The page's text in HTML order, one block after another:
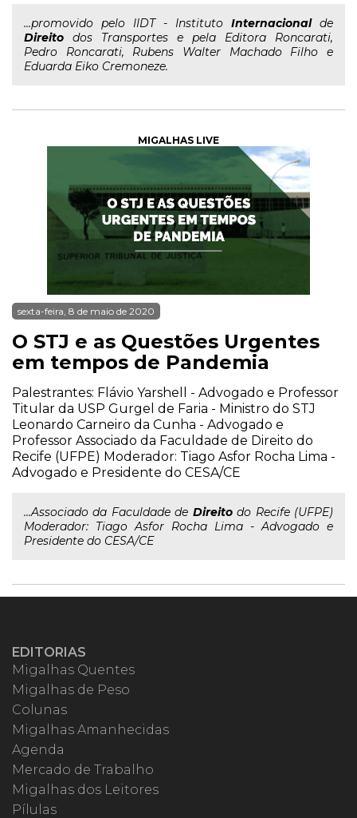
...promovido pelo IIDT - Instituto Internacionalde
Direito dos Transportes e pela Editora Roncarati,
Pedro Roncarati, Rubens Walter Machado Filho e
Eduarda Eiko Cremoneze.
MIGALHAS LIVE
sexta-feira, 8 de maio de 2020
O STJ e as Questões Urgentes
em tempos de Pandemia
Palestrantes: Flávio Yarshell - Advogado e Professor
Titular da USP Gurgel de Faria - Ministro do STJ
Leonardo Carneiro da Cunha - Advogado e
Professor Associado da Faculdade de Direito do
Recife (UFPE) Moderador: Tiago Asfor Rocha Lima -
Advogado e Presidente do CESA/CE
...Associado da Faculdade de Direitodo Recife (UFPE)
Moderador: Tiago Asfor Rocha Lima - Advogado e
Presidente do CESA/CE
EDITORIAS
Migalhas Quentes
Migalhas de Peso
Colunas
Migalhas Amanhecidas
Agenda
Mercado de Trabalho
Migalhas dos Leitores
Pílulas